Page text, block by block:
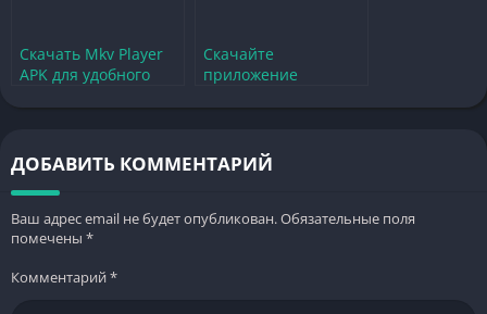
Скачать Mkv Player
APK для удобного
Скачайте
приложение
ДОБАВИТЬ КОММЕНТАРИЙ
Ваш адрес email не будет опубликован.Обязательные поля
помечены *
Комментарий*